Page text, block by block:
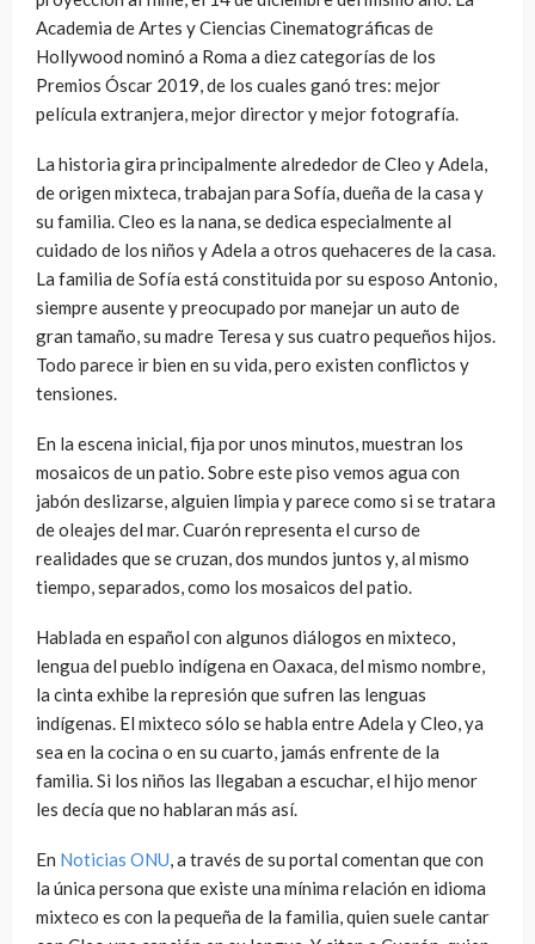
Academia de Artes y Ciencias Cinematográficas de
Hollywood nominó a Roma a diez categorías de los
Premios Óscar 2019, de los cuales ganó tres: mejor
película extranjera, mejor director y mejor fotografía.
La historia gira principalmente alrededor de Cleo y Adela,
de origen mixteca, trabajan para Sofía, dueña de la casa y
su familia. Cleo es la nana, se dedica especialmente al
cuidado de los niños y Adela a otros quehaceres de la casa.
La familia de Sofía está constituida por su esposo Antonio,
siempre ausente y preocupado por manejar un auto de
gran tamaño, su madre Teresa y sus cuatro pequeños hijos.
Todo parece ir bien en su vida, pero existen conflictos y
tensiones.
En la escena inicial, fija por unos minutos, muestran los
mosaicos de un patio. Sobre este piso vemos agua con
jabón deslizarse, alguien limpia y parece como si se tratara
de oleajes del mar. Cuarón representa el curso de
realidades que se cruzan, dos mundos juntos y, al mismo
tiempo, separados, como los mosaicos del patio.
Hablada en español con algunos diálogos en mixteco,
lengua del pueblo indígena en Oaxaca, del mismo nombre,
la cinta exhibe la represión que sufren las lenguas
indígenas. El mixteco sólo se habla entre Adela y Cleo, ya
sea en la cocina o en su cuarto, jamás enfrente de la
familia. Si los niños las llegaban a escuchar, el hijo menor
les decía que no hablaran más así.
En Noticias ONU, a través de su portal comentan que con
la única persona que existe una mínima relación en idioma
mixteco es con la pequeña de la familia, quien suele cantar